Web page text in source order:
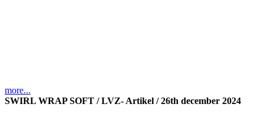
more...
SWIRL WRAP SOFT / LVZ- Artikel / 26th december 2024